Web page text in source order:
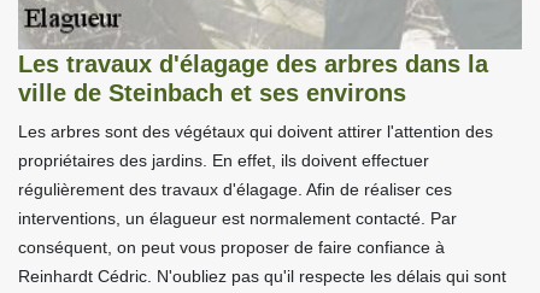
Les travaux d'élagage des arbres dans la
ville de Steinbach et ses environs
Les arbres sont des végétaux qui doivent attirer l'attention des
propriétaires des jardins. En effet, ils doivent effectuer
régulièrement des travaux d'élagage. Afin de réaliser ces
interventions, un élagueur est normalement contacté. Par
conséquent, on peut vous proposer de faire confiance à
Reinhardt Cédric. N'oubliez pas qu'il respecte les délais qui sont